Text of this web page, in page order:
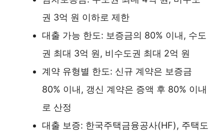
권 3억 원 이하로 제한
대출 가능 한도: 보증금의 80% 이내, 수도
권 최대 3억 원, 비수도권 최대 2억 원
계약 유형별 한도: 신규 계약은 보증금
80% 이내, 갱신 계약은 증액 후 80% 이내
로 산정
대출 보증: 한국주택금융공사(HF), 주택도